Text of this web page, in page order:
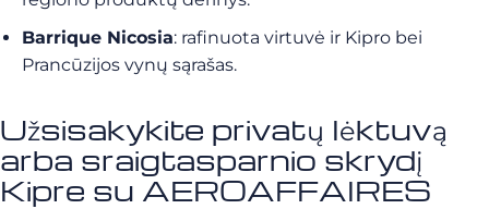
Barrique Nicosia: rafinuota virtuvė ir Kipro bei
Prancūzijos vynų sąrašas.
Užsisakykite privatų lėktuvą
arba sraigtasparnio skrydį
Kipre su AEROAFFAIRES